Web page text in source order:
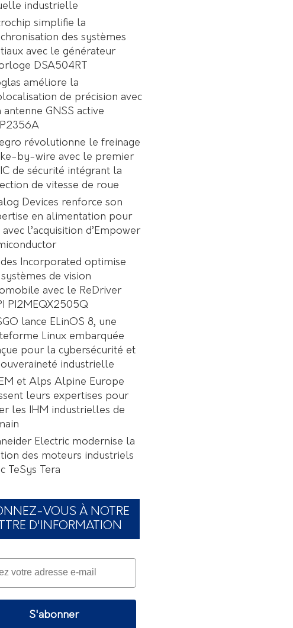
industrielle
simplifie la
des systèmes
avec le générateur
DSA504RT
améliore la
de précision avec
antenne GNSS active
révolutionne le freinage
by-wire avec le premier
de sécurité intégrant la
de vitesse de roue
Devices renforce son
en alimentation pour
avec l’acquisition d’Empower
Incorporated optimise
de vision
avec le ReDriver
PI2MEQX2505Q
lance ELinOS 8, une
Linux embarquée
pour la cybersécurité et
industrielle
et Alps Alpine Europe
leurs expertises pour
les IHM industrielles de
Electric modernise la
des moteurs industriels
TeSys Tera
VOUS À NOTRE
D'INFORMATION
S'abonner